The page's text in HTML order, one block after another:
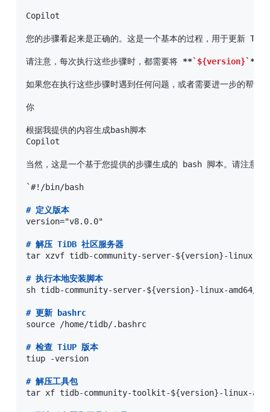
Copilot
您的步骤看起来是正确的。这是一个基本的过程，用于更新
请注意，每次执行这些步骤时，都需要将 **`${version}` **
如果您在执行这些步骤时遇到任何问题，或者需要进一步的帮助
你
根据我提供的内容生成bash脚本
Copilot
当然，这是一个基于您提供的步骤生成的 bash 脚本。请注意
`#!/bin/bash
# 定义版本
version="v8.0.0"
# 解压 TiDB 社区服务器
tar xzvf tidb-community-server-${version}-linux-
# 执行本地安装脚本
sh tidb-community-server-${version}-linux-amd64/
# 更新 bashrc
source /home/tidb/.bashrc
# 检查 TiUP 版本
tiup -version
# 解压工具包
tar xf tidb-community-toolkit-${version}-linux-